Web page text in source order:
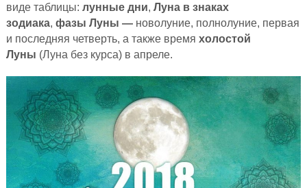
виде таблицы: лунные дни, Луна в знаках
зодиака, фазы Луны — новолуние, полнолуние, первая
и последняя четверть, а также время холостой
Луны (Луна без курса) в апреле.